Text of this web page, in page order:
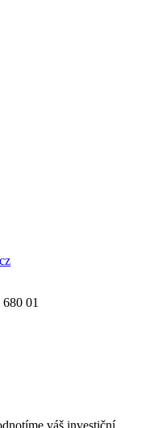
01
váš investiční